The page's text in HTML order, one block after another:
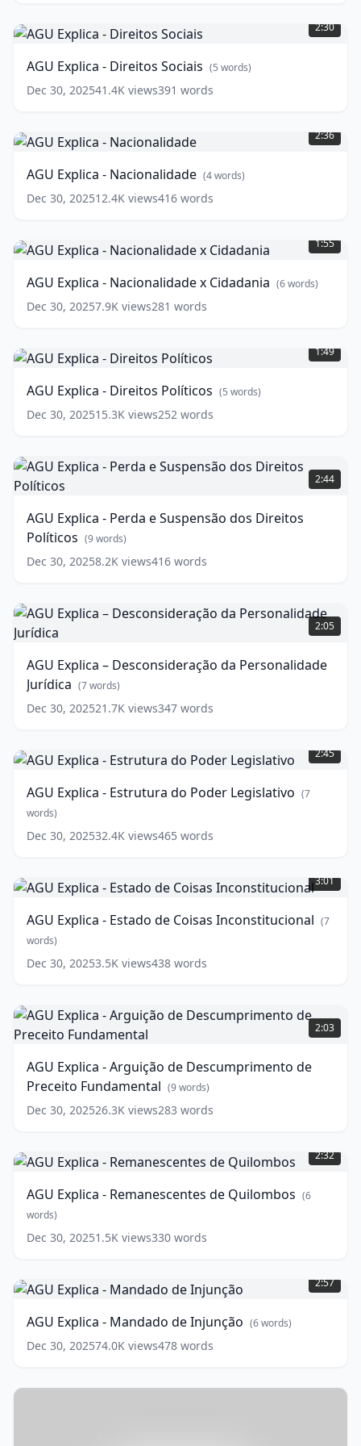
Explica
-
Sociais (5
words)
2:30
AGU Explica - Direitos Sociais (5 words)
Dec 30, 202541.4K views391 words
Explica
-
words)
2:36
AGU Explica - Nacionalidade (4words)
Dec 30, 202512.4K views416 words
Explica
-
x
Cidadania (6
1:55
AGU Explica - Nacionalidade x Cidadania (6words)
Dec 30, 20257.9K views281 words
Explica
-
Políticos (5
words)
1:49
AGU Explica - Direitos Políticos (5 words)
Dec 30, 202515.3K views252 words
AGU
Explica
-
e
Suspensão
dos
Direitos
words)
2:44
AGU Explica - Perda e Suspensão dos Direitos
Políticos (9words)
Dec 30, 20258.2K views416 words
AGU
Explica
–
da
Personalidade
Jurídica
(7
2:05
AGU Explica – Desconsideração da Personalidade
Jurídica (7words)
Dec 30, 202521.7K views347 words
Explica
-
do
Poder
Legislativo (7
2:45
AGU Explica - Estrutura do Poder Legislativo (7
words)
Dec 30, 202532.4K views465 words
Explica
-
de
Coisas
Inconstitucional (
3:01
AGU Explica - Estado de Coisas Inconstitucional (7
words)
Dec 30, 20253.5K views438 words
AGU
Explica
-
de
Descumprimento
de
Preceito
words)
2:03
AGU Explica - Arguição de Descumprimento de
Preceito Fundamental (9words)
Dec 30, 202526.3K views283 words
Explica
-
de
Quilombos
words)
2:32
AGU Explica - Remanescentes de Quilombos (6
words)
Dec 30, 20251.5K views330 words
Explica
-
de
Injunção (6
2:57
AGU Explica - Mandado de Injunção (6words)
Dec 30, 202574.0K views478 words